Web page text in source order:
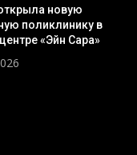
новую
поликлинику в
«Эйн Сара»